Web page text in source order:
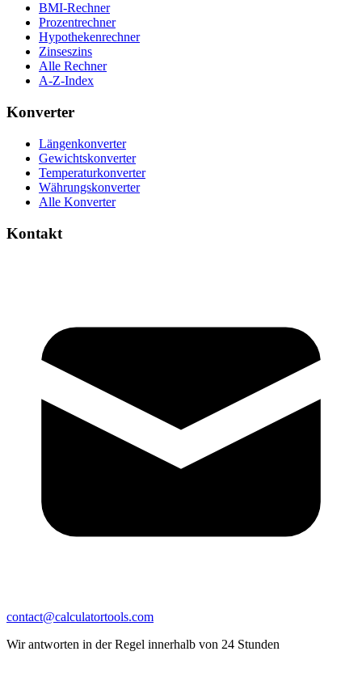
BMI-Rechner
Prozentrechner
Hypothekenrechner
Zinseszins
Alle Rechner
A-Z-Index
Konverter
Längenkonverter
Gewichtskonverter
Temperaturkonverter
Währungskonverter
Alle Konverter
Kontakt
contact@calculatortools.com
Wir antworten in der Regel innerhalb von 24 Stunden